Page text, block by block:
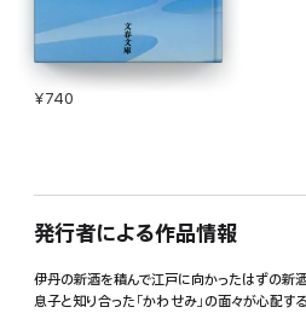
¥740
発行者による作品情報
伊丹の新酒を積んで江戸に向かったはずの新
息子と知り合った「かわせみ」の面々が心配す